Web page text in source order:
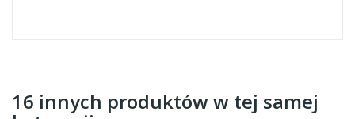
16 innych produktów w tej samej